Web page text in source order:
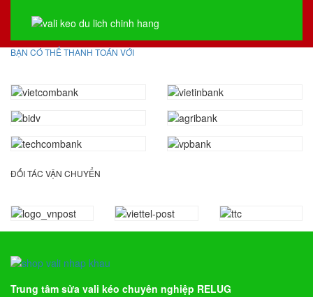
BẠN CÓ THỂ THANH TOÁN VỚI
ĐỐI TÁC VẬN CHUYỂN
Trung tâm sửa vali kéo chuyên nghiệp RELUG